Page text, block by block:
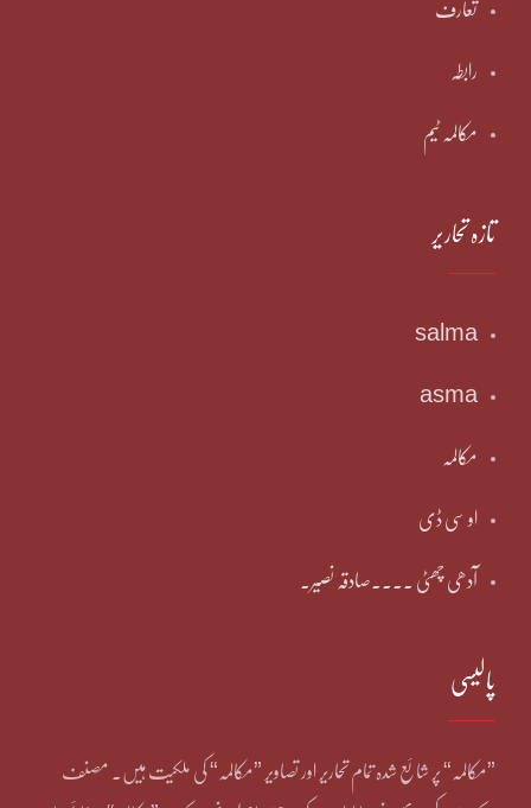
تعارف
رابطہ
مکالمہ ٹیم
تازہ تحاریر
salma
asma
مکالمہ
او سی ڈی
آدھی چھٹی ۔۔۔۔صادقہ نصیر۔
پالیسی
”مکالمہ“ پر شائع شدہ تمام تحاریر اور تصاویر ”مکالمہ“ کی ملکیت ہیں۔ مصنف